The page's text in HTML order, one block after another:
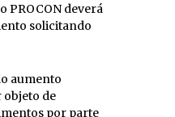
PROCON deverá
solicitando
aumento
objeto de
por parte